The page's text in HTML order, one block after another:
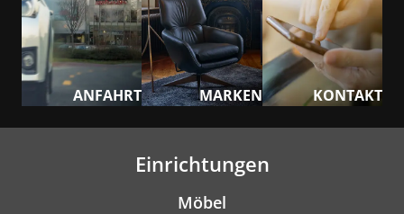
ANFAHRT MARKEN KONTAKT
Einrichtungen
Möbel